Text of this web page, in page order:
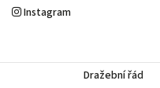
Instagram
Dražební řád